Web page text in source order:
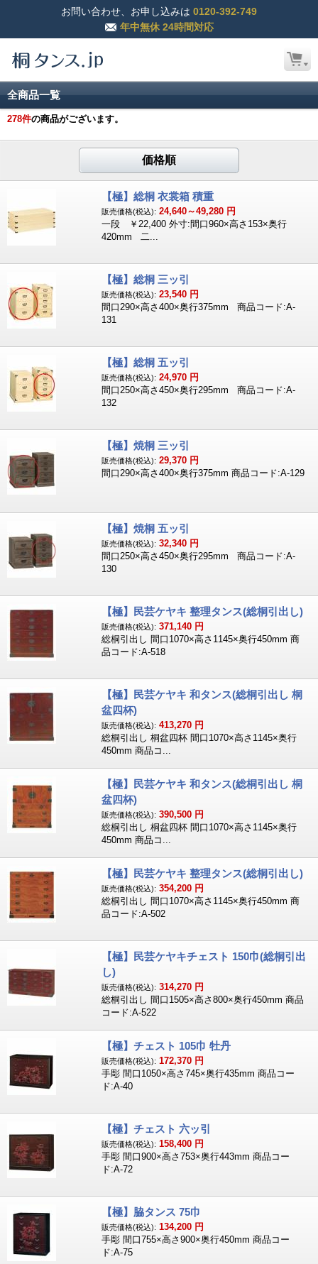
お問い合わせ、お申し込みは 0120-392-749
年中無休 24時間対応
全商品一覧
278件の商品がございます。
価格順
【極】総桐 衣裳箱 積重
販売価格(税込): 24,640～49,280 円
一段 ￥22,400 外寸:間口960×高さ153×奥行
420mm 二...
【極】総桐 三ッ引
販売価格(税込): 23,540 円
間口290×高さ400×奥行375mm 商品コード:A-
131
【極】総桐 五ッ引
販売価格(税込): 24,970 円
間口250×高さ450×奥行295mm 商品コード:A-
132
【極】焼桐 三ッ引
販売価格(税込): 29,370 円
間口290×高さ400×奥行375mm 商品コード:A-129
【極】焼桐 五ッ引
販売価格(税込): 32,340 円
間口250×高さ450×奥行295mm 商品コード:A-
130
【極】民芸ケヤキ 整理タンス(総桐引出し)
販売価格(税込): 371,140 円
総桐引出し 間口1070×高さ1145×奥行450mm 商
品コード:A-518
【極】民芸ケヤキ 和タンス(総桐引出し 桐
盆四杯)
販売価格(税込): 413,270 円
総桐引出し 桐盆四杯 間口1070×高さ1145×奥行
450mm 商品コ...
【極】民芸ケヤキ 和タンス(総桐引出し 桐
盆四杯)
販売価格(税込): 390,500 円
総桐引出し 桐盆四杯 間口1070×高さ1145×奥行
450mm 商品コ...
【極】民芸ケヤキ 整理タンス(総桐引出し)
販売価格(税込): 354,200 円
総桐引出し 間口1070×高さ1145×奥行450mm 商
品コード:A-502
【極】民芸ケヤキチェスト 150巾(総桐引出
し)
販売価格(税込): 314,270 円
総桐引出し 間口1505×高さ800×奥行450mm 商品
コード:A-522
【極】チェスト 105巾 牡丹
販売価格(税込): 172,370 円
手彫 間口1050×高さ745×奥行435mm 商品コー
ド:A-40
【極】チェスト 六ッ引
販売価格(税込): 158,400 円
手彫 間口900×高さ753×奥行443mm 商品コー
ド:A-72
【極】脇タンス 75巾
販売価格(税込): 134,200 円
手彫 間口755×高さ900×奥行450mm 商品コー
ド:A-75